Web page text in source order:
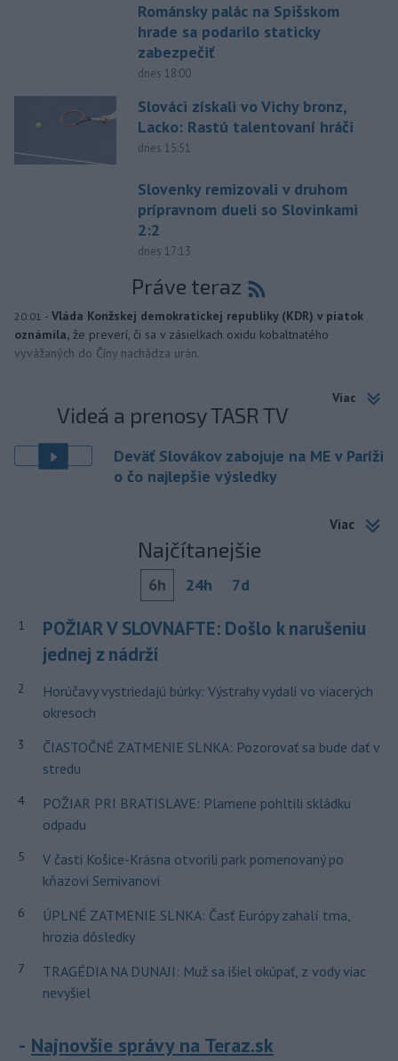
Románsky palác na Spišskom
hrade sa podarilo staticky
zabezpečiť
dnes 18:00
Slováci získali vo Vichy bronz,
Lacko: Rastú talentovaní hráči
dnes 15:51
Slovenky remizovali v druhom
prípravnom dueli so Slovinkami
2:2
dnes 17:13
Práve teraz
20:01 - Vláda Konžskej demokratickej republiky (KDR) v piatok
oznámila, že preverí, či sa v zásielkach oxidu kobaltnatého
vyvážaných do Číny nachádza urán.
Viac
Videá a prenosy TASR TV
Deväť Slovákov zabojuje na ME v Paríži
o čo najlepšie výsledky
Viac
Najčítanejšie
6h 24h 7d
1
POŽIAR V SLOVNAFTE: Došlo k narušeniu
jednej z nádrží
2
Horúčavy vystriedajú búrky: Výstrahy vydali vo viacerých
okresoch
3
ČIASTOČNÉ ZATMENIE SLNKA: Pozorovať sa bude dať v
stredu
4
POŽIAR PRI BRATISLAVE: Plamene pohltili skládku
odpadu
5
V časti Košice-Krásna otvorili park pomenovaný po
kňazovi Semivanovi
6
ÚPLNÉ ZATMENIE SLNKA: Časť Európy zahalí tma,
hrozia dôsledky
7
TRAGÉDIA NA DUNAJI: Muž sa išiel okúpať, z vody viac
nevyšiel
Najnovšie správy na Teraz.sk